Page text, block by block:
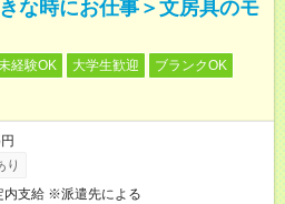
な時にお仕事＞文房具のモ
経験OK 大学生歓迎
ブランクOK
り
内支給 ※派遣先による